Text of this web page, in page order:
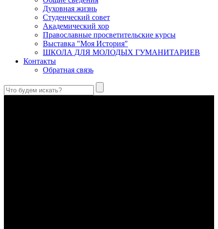
Духовная жизнь
Студенческий совет
Академический хор
Православные просветительские курсы
Выставка "Моя История"
ШКОЛА ДЛЯ МОЛОДЫХ ГУМАНИТАРИЕВ
Контакты
Обратная связь